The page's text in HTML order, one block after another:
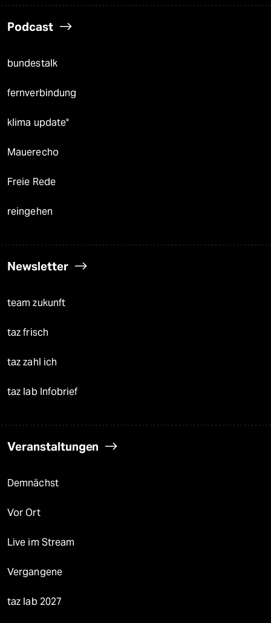
Podcast
bundestalk
fernverbindung
klima update°
Mauerecho
Freie Rede
reingehen
Newsletter
team zukunft
taz frisch
taz zahl ich
taz lab Infobrief
Veranstaltungen
Demnächst
Vor Ort
Live im Stream
Vergangene
taz lab 2027